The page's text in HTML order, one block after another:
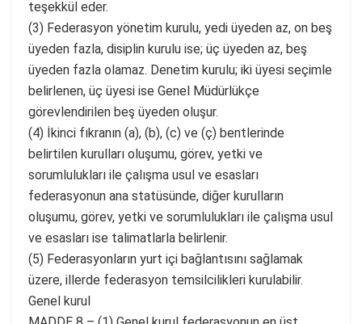
teşekkül eder.
(3) Federasyon yönetim kurulu, yedi üyeden az, on beş
üyeden fazla, disiplin kurulu ise; üç üyeden az, beş
üyeden fazla olamaz. Denetim kurulu; iki üyesi seçimle
belirlenen, üç üyesi ise Genel Müdürlükçe
görevlendirilen beş üyeden oluşur.
(4) İkinci fıkranın (a), (b), (c) ve (ç) bentlerinde
belirtilen kurulları oluşumu, görev, yetki ve
sorumlulukları ile çalışma usul ve esasları
federasyonun ana statüsünde, diğer kurulların
oluşumu, görev, yetki ve sorumlulukları ile çalışma usul
ve esasları ise talimatlarla belirlenir.
(5) Federasyonların yurt içi bağlantısını sağlamak
üzere, illerde federasyon temsilcilikleri kurulabilir.
Genel kurul